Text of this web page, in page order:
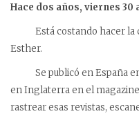
Hace dos años, viernes 30
Está costando hacer la
Esther.
Se publicó en España en
en Inglaterra en el
rastrear esas revistas,